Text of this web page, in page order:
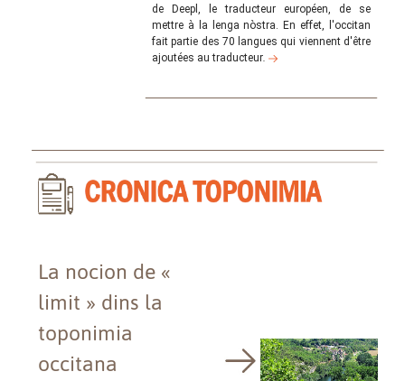
de Deepl, le traducteur européen, de se
mettre à la lenga nòstra. En effet, l'occitan
fait partie des 70 langues qui viennent d'être
ajoutées au traducteur.
La nocion de «
limit » dins la
toponimia
occitana